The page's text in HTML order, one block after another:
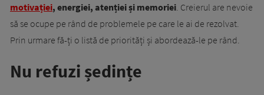
motivației, energiei, atenției și memoriei . Creierul are nevoie
să se ocupe pe rând de problemele pe care le ai de rezolvat.
Prin urmare fă-ți o listă de priorități și abordează-le pe rând.
Nu refuzi ședințe